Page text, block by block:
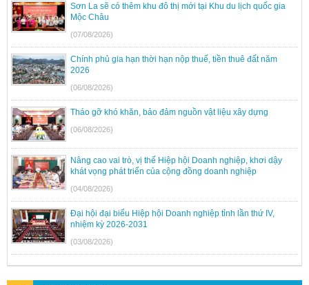
Sơn La sẽ có thêm khu đô thị mới tại Khu du lịch quốc gia
Mộc Châu
(07/08/2026)
Chính phủ gia hạn thời hạn nộp thuế, tiền thuê đất năm
2026
(06/08/2026)
Tháo gỡ khó khăn, bảo đảm nguồn vật liệu xây dựng
(06/08/2026)
Nâng cao vai trò, vị thế Hiệp hội Doanh nghiệp, khơi dậy
khát vọng phát triển của cộng đồng doanh nghiệp
(04/08/2026)
Đại hội đại biểu Hiệp hội Doanh nghiệp tỉnh lần thứ IV,
nhiệm kỳ 2026-2031
(03/08/2026)